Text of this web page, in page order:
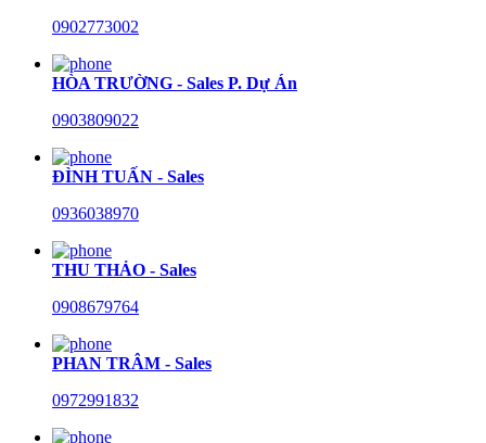
0902773002
HÒA TRƯỜNG - Sales P. Dự Án
0903809022
ĐÌNH TUẤN - Sales
0936038970
THU THẢO - Sales
0908679764
PHAN TRÂM - Sales
0972991832